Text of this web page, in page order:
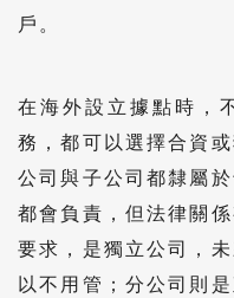
戶。
在海外設立據點時，
務，都可以選擇合資
公司與子公司都隸屬
都會負責，但法律關
要求，是獨立公司，
以不用管；分公司則